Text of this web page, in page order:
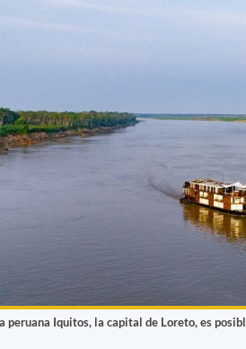
peruana Iquitos, la capital de Loreto, es